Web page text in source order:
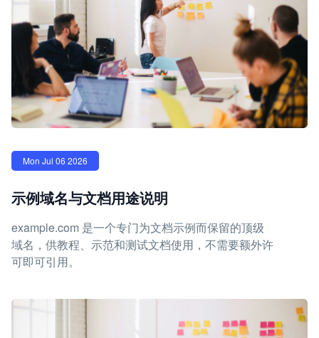
Mon Jul 06 2026
示例域名与文档用途说明
example.com 是一个专门为文档示例而保留的顶级
域名，供教程、示范和测试文档使用，不需要额外许
可即可引用。